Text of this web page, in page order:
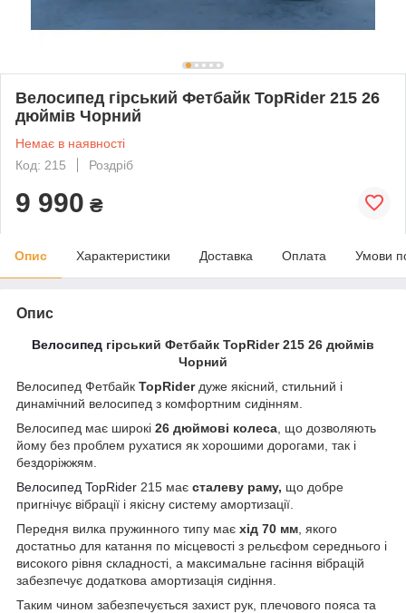
Велосипед гірський Фетбайк TopRider 215 26
дюймів Чорний
Немає в наявності
Код: 215
Роздріб
9 990 ₴
Опис Характеристики Доставка Оплата Умови
Опис
Велосипед гірський Фетбайк TopRider 215 26 дюймів
Чорний
Велосипед Фетбайк TopRider дуже якісний, стильний і
динамічний велосипед з комфортним сидінням.
Велосипед має широкі 26 дюймові колеса , що дозволяють
йому без проблем рухатися як хорошими дорогами, так і
бездоріжжям.
Велосипед TopRider 215 має сталеву раму, що добре
пригнічує вібрації і якісну систему амортизації.
Передня вилка пружинного типу має хід 70 мм , якого
достатньо для катання по місцевості з рельєфом середнього і
високого рівня складності, а максимальне гасіння вібрацій
забезпечує додаткова амортизація сидіння.
Таким чином забезпечується захист рук, плечового пояса та